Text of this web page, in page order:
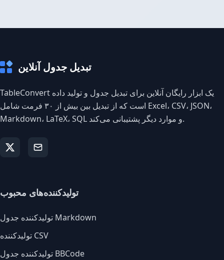
تبدیل جدول آنلاین
TableConvert یک ابزار رایگان آنلاین برای تبدیل جدول و تولید داده
است که از تبدیل بین بیش از ۳۰ فرمت شامل Excel، CSV، JSON،
Markdown، LaTeX، SQL و موارد دیگر پشتیبانی می‌کند.
تولیدکننده‌های محبوب
تولیدکننده جدول Markdown
تولیدکننده CSV
تولیدکننده جدول BBCode